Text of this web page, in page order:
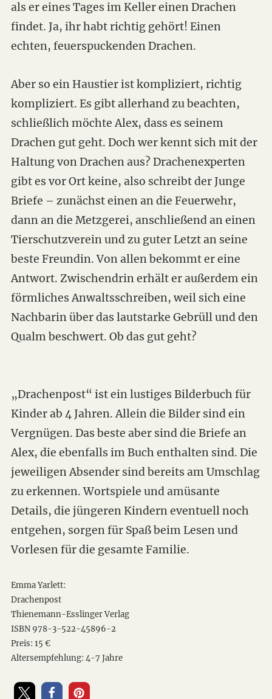
als er eines Tages im Keller einen Drachen
findet. Ja, ihr habt richtig gehört! Einen
echten, feuerspuckenden Drachen.
Aber so ein Haustier ist kompliziert, richtig
kompliziert. Es gibt allerhand zu beachten,
schließlich möchte Alex, dass es seinem
Drachen gut geht. Doch wer kennt sich mit der
Haltung von Drachen aus? Drachenexperten
gibt es vor Ort keine, also schreibt der Junge
Briefe – zunächst einen an die Feuerwehr,
dann an die Metzgerei, anschließend an einen
Tierschutzverein und zu guter Letzt an seine
beste Freundin. Von allen bekommt er eine
Antwort. Zwischendrin erhält er außerdem ein
förmliches Anwaltsschreiben, weil sich eine
Nachbarin über das lautstarke Gebrüll und den
Qualm beschwert. Ob das gut geht?
„Drachenpost“ ist ein lustiges Bilderbuch für
Kinder ab 4 Jahren. Allein die Bilder sind ein
Vergnügen. Das beste aber sind die Briefe an
Alex, die ebenfalls im Buch enthalten sind. Die
jeweiligen Absender sind bereits am Umschlag
zu erkennen. Wortspiele und amüsante
Details, die jüngeren Kindern eventuell noch
entgehen, sorgen für Spaß beim Lesen und
Vorlesen für die gesamte Familie.
Emma Yarlett:
Drachenpost
Thienemann-Esslinger Verlag
ISBN 978-3-522-45896-2
Preis: 15 €
Altersempfehlung: 4-7 Jahre